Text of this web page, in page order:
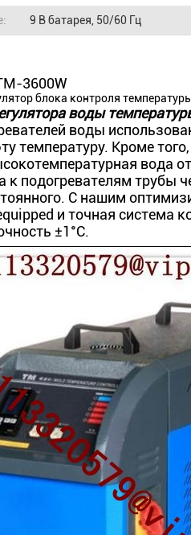
9 В батарея, 50/60 Гц
3600W
блока контроля
воды
воды
температуру. Кроме
вода
к подогревателям трубы
С нашим
и точная система
±1°C.